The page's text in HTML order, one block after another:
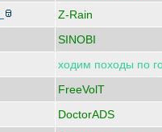
Z-Rain
SINOBI
ходим походы по
FreeVolT
DoctorADS